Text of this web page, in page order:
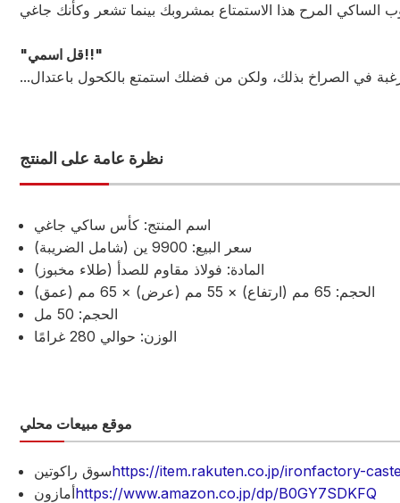
"قل اسمي!!"
نظرة عامة على المنتج
اسم المنتج: كأس ساكي جاغي
سعر البيع: 9900 ين (شامل الضريبة)
المادة: فولاذ مقاوم للصدأ (طلاء مخبوز)
الحجم: 65 مم (ارتفاع) × 55 مم (عرض) × 65 مم (عمق)
الحجم: 50 مل
الوزن: حوالي 280 غرامًا
موقع مبيعات محلي
سوق راكوتينhttps://item.rakuten.co.jp/ironfactory-
أمازونhttps://www.amazon.co.jp/dp/B0GY7SDKFQ